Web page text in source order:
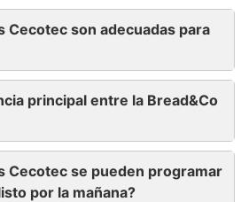
Cecotec son adecuadas para
principal entre la Bread&Co
Cecotec se pueden programar
por la mañana?